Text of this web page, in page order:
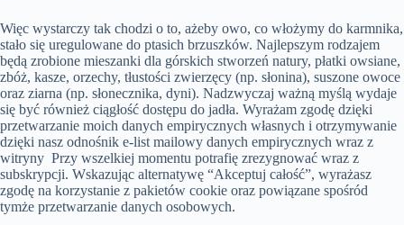
Więc wystarczy tak chodzi o to, ażeby owo, co włożymy do karmnika,
stało się uregulowane do ptasich brzuszków. Najlepszym rodzajem
będą zrobione mieszanki dla górskich stworzeń natury, płatki owsiane,
zbóż, kasze, orzechy, tłustości zwierzęcy (np. słonina), suszone owoce
oraz ziarna (np. słonecznika, dyni). Nadzwyczaj ważną myślą wydaje
się być również ciągłość dostępu do jadła. Wyrażam zgodę dzięki
przetwarzanie moich danych empirycznych własnych i otrzymywanie
dzięki nasz odnośnik e-list mailowy danych empirycznych wraz z
witryny Przy wszelkiej momentu potrafię zrezygnować wraz z
subskrypcji. Wskazując alternatywę “Akceptuj całość”, wyrażasz
zgodę na korzystanie z pakietów cookie oraz powiązane spośród
tymże przetwarzanie danych osobowych.